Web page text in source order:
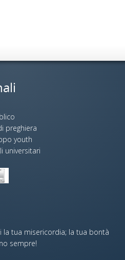
preghiera
youth
universitari
la tua misericordia; la tua bontà
sempre!